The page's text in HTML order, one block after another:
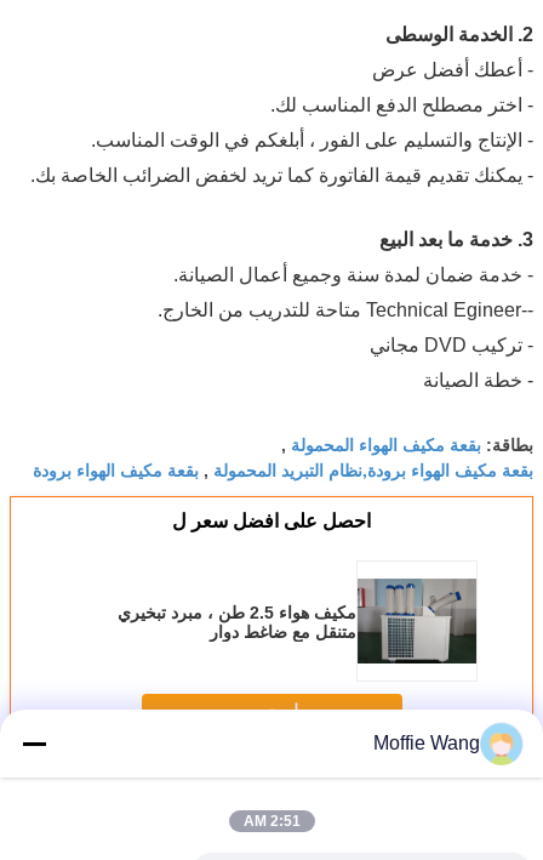
2. الخدمة الوسطى
- أعطك أفضل عرض
- اختر مصطلح الدفع المناسب لك.
- الإنتاج والتسليم على الفور ، أبلغكم في الوقت المناسب.
- يمكنك تقديم قيمة الفاتورة كما تريد لخفض الضرائب الخاصة بك.
3. خدمة ما بعد البيع
- خدمة ضمان لمدة سنة وجميع أعمال الصيانة.
--Technical Egineer متاحة للتدريب من الخارج.
- تركيب DVD مجاني
- خطة الصيانة
بطاقة: بقعة مكيف الهواء المحمولة ,
بقعة مكيف الهواء برودة,نظام التبريد المحمولة , بقعة مكيف الهواء برودة
احصل على افضل سعر ل
مكيف هواء 2.5 طن ، مبرد تبخيري
متنقل مع ضاغط دوار
استمر
أكثربقعة تبريد الهواء
Moffie Wang
2:51 AM